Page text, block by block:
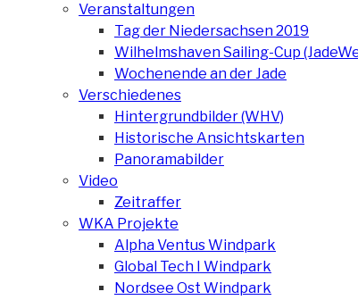
Veranstaltungen
Tag der Niedersachsen 2019
Wilhelmshaven Sailing-Cup
Wochenende an der Jade
Verschiedenes
Hintergrundbilder (WHV)
Historische Ansichtskarten
Panoramabilder
Video
Zeitraffer
WKA Projekte
Alpha Ventus Windpark
Global Tech I Windpark
Nordsee Ost Windpark